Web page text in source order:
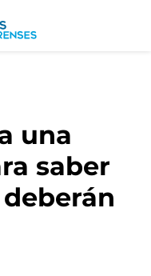
una
saber